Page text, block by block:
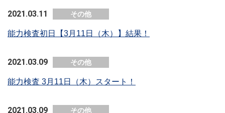
2021.03.11 その他
能力検査初日【3月11日（木）】結果！
2021.03.09 その他
能力検査 3月11日（木）スタート！
2021.03.09 その他